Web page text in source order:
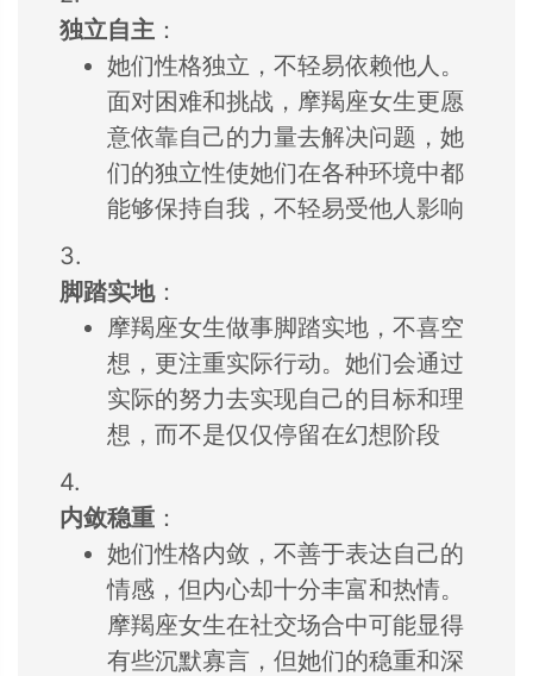
独立自主 ：
她们性格独立， 不轻易依赖他人。
面对困难和挑战， 摩羯座女生更愿
意依靠自己的力量去解决问题， 她
们的独立性使她们在各种环境中都
能够保持自我， 不轻易受他人影响
3.
脚踏实地：
摩羯座女生做事脚踏实地， 不喜空
想， 更注重实际行动。 她们会通过
实际的努力去实现自己的目标和理
想， 而不是仅仅停留在幻想阶段
4.
内敛稳重 ：
她们性格内敛， 不善于表达自己的
情感， 但内心却十分丰富和热情。
摩羯座女生在社交场合中可能显得
有些沉默寡言， 但她们的稳重和深